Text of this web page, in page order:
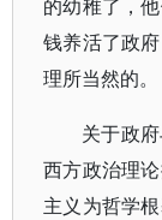
的幼稚了，
钱养活了政
理所当然的。
关于政
西方政治理
主义为哲学